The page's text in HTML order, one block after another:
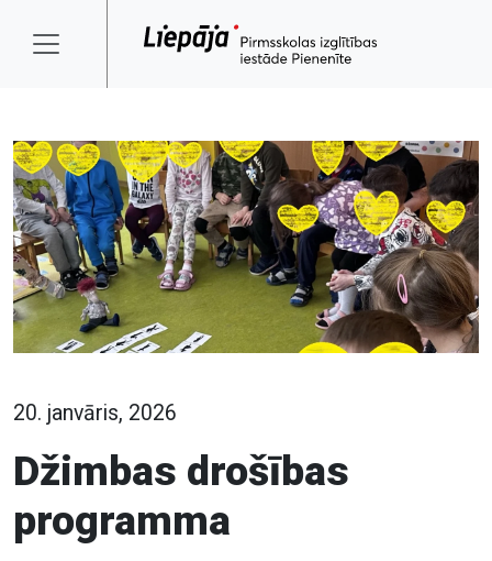
20. janvāris, 2026
Džimbas drošības
programma